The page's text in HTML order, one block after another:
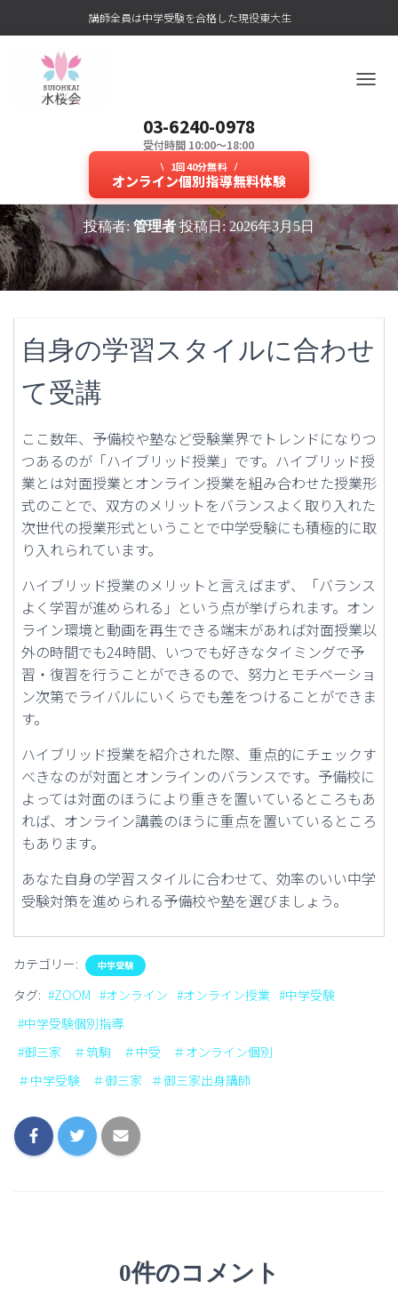
講師全員は中学受験を合格した現役東大生
03-6240-0978
受付時間 10:00～18:00
1回40分無料
オンライン個別指導無料体験
を
切
り
替
え
ハイブリッド授業とは？中学受験
で人気のオンライン授業を紹介！
投稿者:管理者 投稿日: 2026年3月5日
自身の学習スタイルに合わせ
て受講
ここ数年、予備校や塾など受験業界でトレンドになりつ
つあるのが「ハイブリッド授業」です。ハイブリッド授
業とは対面授業とオンライン授業を組み合わせた授業形
式のことで、双方のメリットをバランスよく取り入れた
次世代の授業形式ということで中学受験にも積極的に取
り入れられています。
ハイブリッド授業のメリットと言えばまず、「バランス
よく学習が進められる」という点が挙げられます。オン
ライン環境と動画を再生できる端末があれば対面授業以
外の時間でも24時間、いつでも好きなタイミングで予
習・復習を行うことができるので、努力とモチベーショ
ン次第でライバルにいくらでも差をつけることができま
す。
ハイブリッド授業を紹介された際、重点的にチェックす
べきなのが対面とオンラインのバランスです。予備校に
よっては対面のほうにより重きを置いているところもあ
れば、オンライン講義のほうに重点を置いているところ
もあります。
あなた自身の学習スタイルに合わせて、効率のいい中学
受験対策を進められる予備校や塾を選びましょう。
カテゴリー: 中学受験
タグ: #ZOOM #オンライン #オンライン授業 #中学受験
#中学受験個別指導
#御三家 ＃筑駒 ＃中受 ＃オンライン個別
＃中学受験 ＃御三家
＃御三家出身講師
0件のコメント